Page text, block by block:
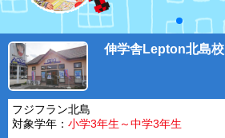
伸学舎Lepton北島校
フジフラン北島
対象学年： 小学3年生～中学3年生